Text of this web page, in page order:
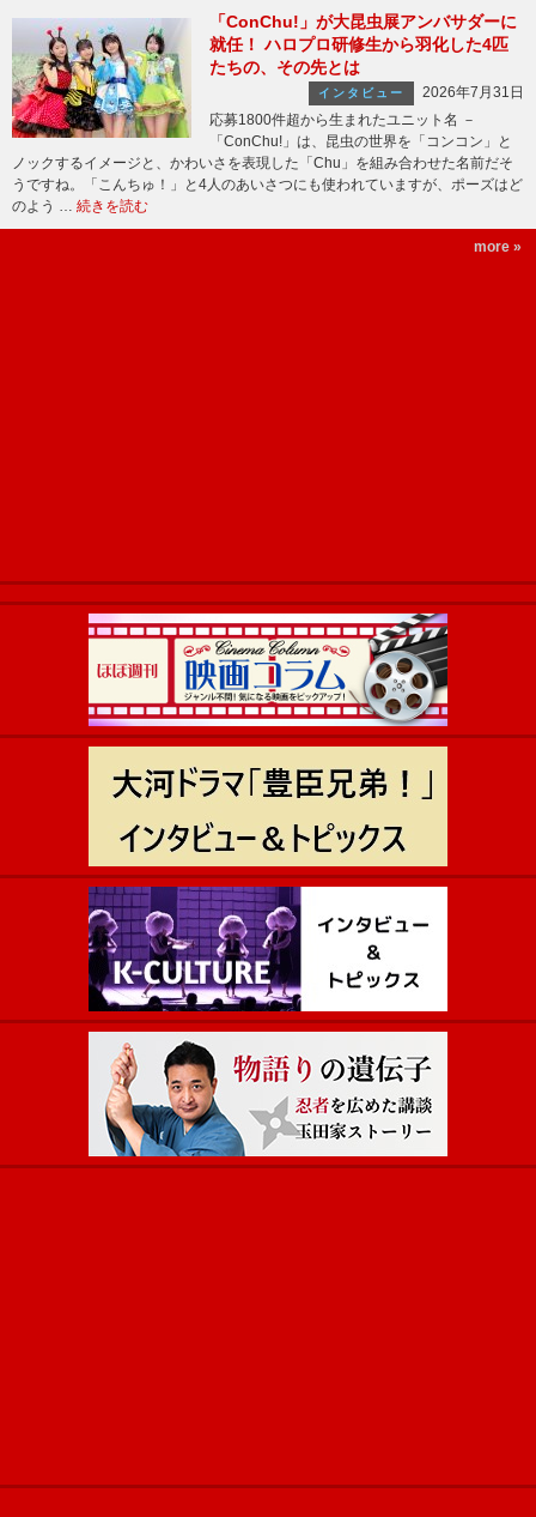
「ConChu!」が大昆虫展アンバサダーに
就任！ ハロプロ研修生から羽化した4匹
たちの、その先とは
インタビュー
2026年7月31日
応募1800件超から生まれたユニット名 －
「ConChu!」は、昆虫の世界を「コンコン」と
ノックするイメージと、かわいさを表現した「Chu」を組み合わせた名前だそ
うですね。「こんちゅ！」と4人のあいさつにも使われていますが、ポーズはど
のよう … 続きを読む
more »